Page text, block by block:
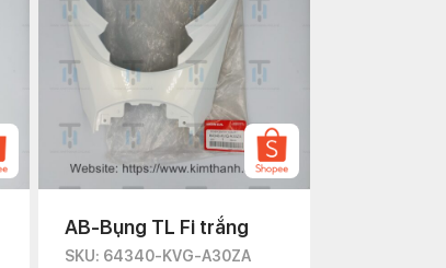
AB-Bụng TL Fi trắng
SKU: 64340-KVG-A30ZA